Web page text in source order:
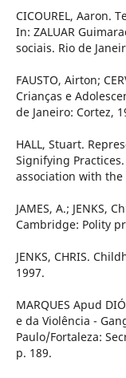
CICOUREL, Aaron.
In: ZALUAR
sociais. Rio de
FAUSTO, Airton;
Crianças e
de Janeiro: Cortez,
HALL, Stuart.
Signifying
association with the
JAMES, A.; JENKS,
Cambridge: Polity
JENKS, CHRIS.
1997.
MARQUES Apud
e da Violência -
Paulo/Fortaleza:
p. 189.